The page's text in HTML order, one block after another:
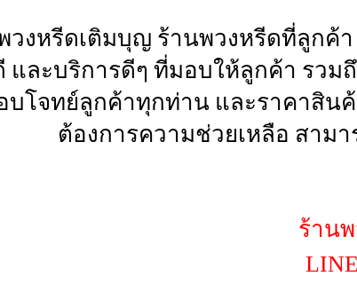
วงหรีดเติมบุญ ร้านพวงหรีดที่ลูกค้า
และบริการดีๆ ที่มอบให้ลูกค้า รว
บโจทย์ลูกค้าทุกท่าน และราคาสิน
ต้องการความช่วยเหลือ สาม
ร้าน